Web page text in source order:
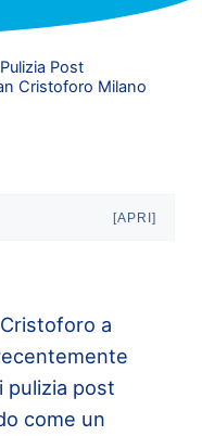
Post
Cristoforo Milano
[APRI]
a
pulizia post
come un